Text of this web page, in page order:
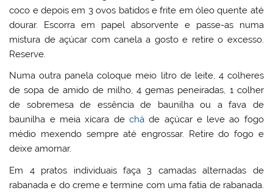
coco e depois em 3 ovos batidos e frite em óleo quente até
dourar. Escorra em papel absorvente e passe-as numa
mistura de açúcar com canela a gosto e retire o excesso.
Reserve.
Numa outra panela coloque meio litro de leite, 4 colheres
de sopa de amido de milho, 4 gemas peneiradas, 1 colher
de sobremesa de essência de baunilha ou a fava de
baunilha e meia xícara de cháde açúcar e leve ao fogo
médio mexendo sempre até engrossar. Retire do fogo e
deixe amornar.
Em 4 pratos individuais faça 3 camadas alternadas de
rabanada e do creme e termine com uma fatia de rabanada.